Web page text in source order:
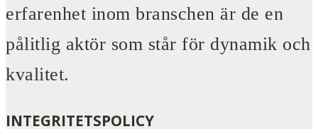
erfarenhet inom branschen är de en
pålitlig aktör som står för dynamik och
kvalitet.
INTEGRITETSPOLICY